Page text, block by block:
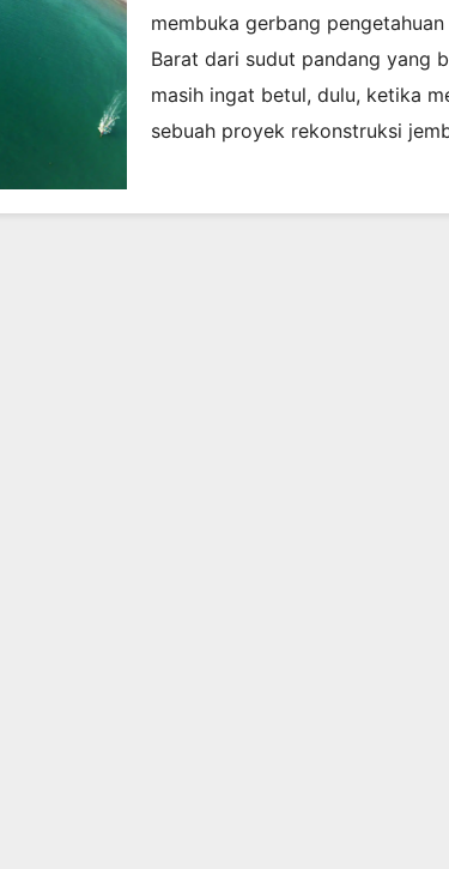
membuka gerbang
Barat dari sudut pandang yang
masih ingat betul, dulu, ketika
sebuah proyek rekonstruksi